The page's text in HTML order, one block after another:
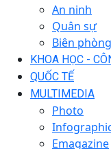
An ninh
Quân sự
Biên phòng
KHOA HỌC -
QUỐC TẾ
MULTIMEDIA
Photo
Emagazine